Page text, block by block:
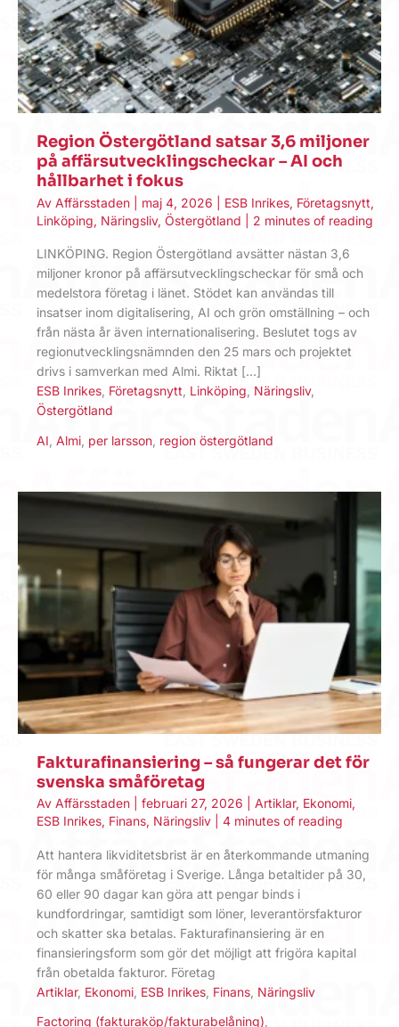
Region Östergötland satsar 3,6 miljoner
på affärsutvecklingscheckar – AI och
hållbarhet i fokus
Av Affärsstaden maj 4, 2026 ESB Inrikes, Företagsnytt,
Linköping, Näringsliv, Östergötland 2 minutes of reading
LINKÖPING. Region Östergötland avsätter nästan 3,6
miljoner kronor på affärsutvecklingscheckar för små och
medelstora företag i länet. Stödet kan användas till
insatser inom digitalisering, AI och grön omställning – och
från nästa år även internationalisering. Beslutet togs av
regionutvecklingsnämnden den 25 mars och projektet
drivs i samverkan med Almi. Riktat […]
ESB Inrikes Företagsnytt Linköping Näringsliv,
Östergötland
AI Almi per larsson region östergötland
Fakturafinansiering – så fungerar det för
svenska småföretag
Av Affärsstaden februari 27, 2026 Artiklar, Ekonomi,
ESB Inrikes, Finans, Näringsliv 4 minutes of reading
Att hantera likviditetsbrist är en återkommande utmaning
för många småföretag i Sverige. Långa betaltider på 30,
60 eller 90 dagar kan göra att pengar binds i
kundfordringar, samtidigt som löner, leverantörsfakturor
och skatter ska betalas. Fakturafinansiering är en
finansieringsform som gör det möjligt att frigöra kapital
från obetalda fakturor. Företag
Artiklar, Ekonomi ESB Inrikes Finans Näringsliv
Factoring (fakturaköp/fakturabelåning)